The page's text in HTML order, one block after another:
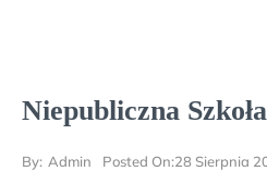
Niepubliczna
By: Admin Posted On:28 Sierpnia